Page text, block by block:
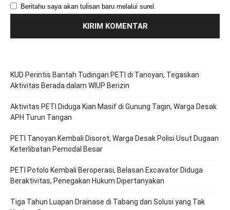
Beritahu saya akan tulisan baru melalui surel.
KUD Perintis Bantah Tudingan PETI di Tanoyan, Tegaskan
Aktivitas Berada dalam WIUP Berizin
Aktivitas PETI Diduga Kian Masif di Gunung Tagin, Warga Desak
APH Turun Tangan
PETI Tanoyan Kembali Disorot, Warga Desak Polisi Usut Dugaan
Keterlibatan Pemodal Besar
PETI Potolo Kembali Beroperasi, Belasan Excavator Diduga
Beraktivitas, Penegakan Hukum Dipertanyakan
Tiga Tahun Luapan Drainase di Tabang dan Solusi yang Tak